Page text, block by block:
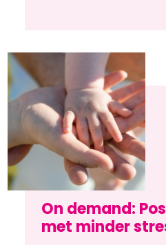
On demand:
met minder